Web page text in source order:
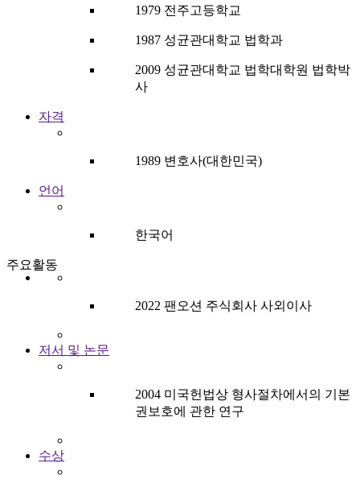
1979 전주고등학교
1987 성균관대학교 법학과
2009 성균관대학교 법학대학원 법학박
사
자격
1989 변호사(대한민국)
언어
한국어
주요활동
2022 팬오션 주식회사 사외이사
저서 및 논문
2004 미국헌법상 형사절차에서의 기본
권보호에 관한 연구
수상